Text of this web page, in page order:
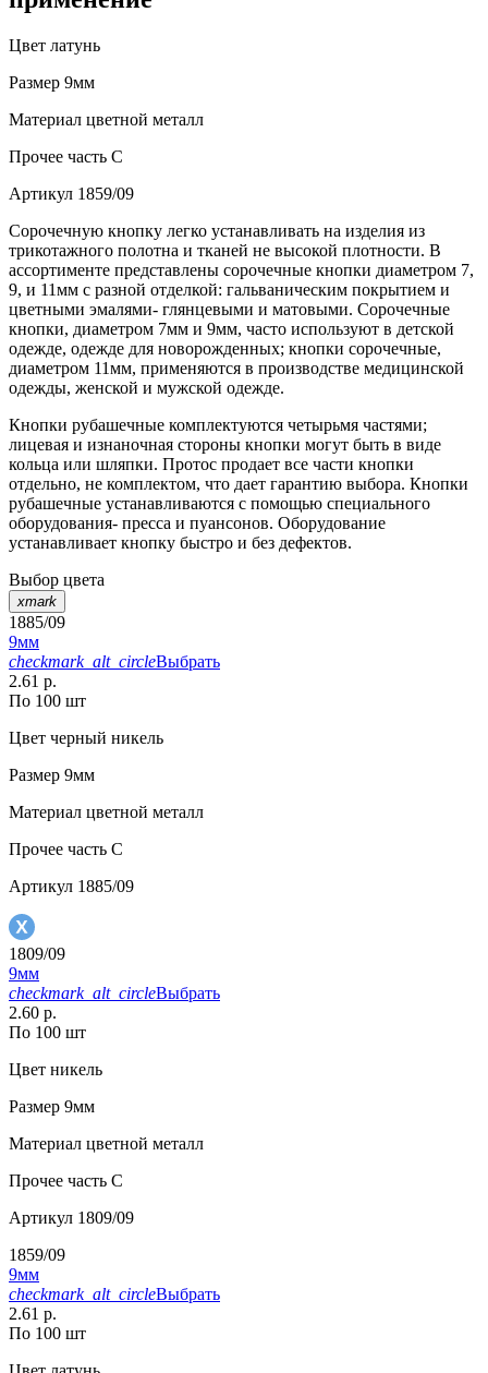
Цвет латунь
Размер 9мм
Материал цветной металл
Прочее часть С
Артикул 1859/09
Сорочечную кнопку легко устанавливать на изделия из
трикотажного полотна и тканей не высокой плотности. В
ассортименте представлены сорочечные кнопки диаметром 7,
9, и 11мм с разной отделкой: гальваническим покрытием и
цветными эмалями- глянцевыми и матовыми. Сорочечные
кнопки, диаметром 7мм и 9мм, часто используют в детской
одежде, одежде для новорожденных; кнопки сорочечные,
диаметром 11мм, применяются в производстве медицинской
одежды, женской и мужской одежде.
Кнопки рубашечные комплектуются четырьмя частями;
лицевая и изнаночная стороны кнопки могут быть в виде
кольца или шляпки. Протос продает все части кнопки
отдельно, не комплектом, что дает гарантию выбора. Кнопки
рубашечные устанавливаются с помощью специального
оборудования- пресса и пуансонов. Оборудование
устанавливает кнопку быстро и без дефектов.
Выбор цвета
xmark
1885/09
9мм
checkmark_alt_circleВыбрать
2.61 р.
По 100 шт
Цвет черный никель
Размер 9мм
Материал цветной металл
Прочее часть С
Артикул 1885/09
1809/09
9мм
checkmark_alt_circleВыбрать
2.60 р.
По 100 шт
Цвет никель
Размер 9мм
Материал цветной металл
Прочее часть С
Артикул 1809/09
1859/09
9мм
checkmark_alt_circleВыбрать
2.61 р.
По 100 шт